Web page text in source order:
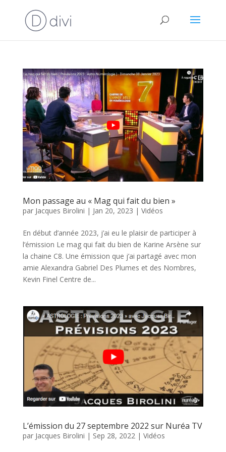
Mon passage au « Mag qui fait du bien »
par Jacques Birolini | Jan 20, 2023 | Vidéos
En début d’année 2023, j’ai eu le plaisir de participer à
l’émission Le mag qui fait du bien de Karine Arsène sur
la chaine C8. Une émission que j’ai partagé avec mon
amie Alexandra Gabriel Des Plumes et des Nombres,
Kevin Finel Centre de...
L’émission du 27 septembre 2022 sur Nuréa TV
par Jacques Birolini | Sep 28, 2022| Vidéos